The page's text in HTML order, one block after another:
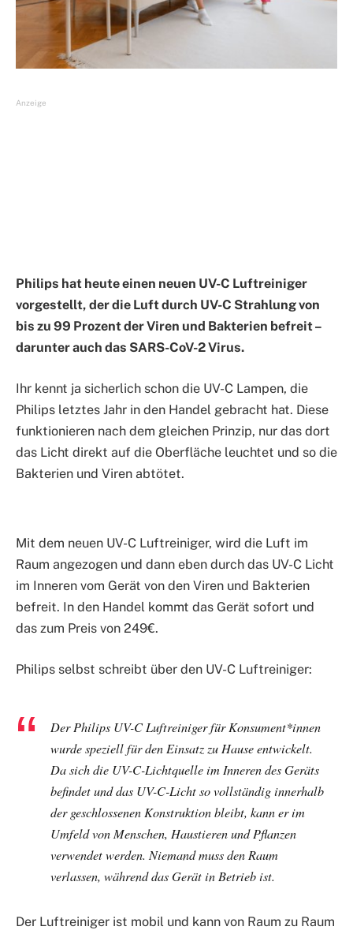
Anzeige
Philips hat heute einen neuen UV-C Luftreiniger
vorgestellt, der die Luft durch UV-C Strahlung von
bis zu 99 Prozent der Viren und Bakterien befreit –
darunter auch das SARS-CoV-2 Virus.
Ihr kennt ja sicherlich schon die UV-C Lampen, die
Philips letztes Jahr in den Handel gebracht hat. Diese
funktionieren nach dem gleichen Prinzip, nur das dort
das Licht direkt auf die Oberfläche leuchtet und so die
Bakterien und Viren abtötet.
Mit dem neuen UV-C Luftreiniger, wird die Luft im
Raum angezogen und dann eben durch das UV-C Licht
im Inneren vom Gerät von den Viren und Bakterien
befreit. In den Handel kommt das Gerät sofort und
das zum Preis von 249€.
Philips selbst schreibt über den UV-C Luftreiniger:
Der Philips UV-C Luftreiniger für Konsument*innen
wurde speziell für den Einsatz zu Hause entwickelt.
Da sich die UV-C-Lichtquelle im Inneren des Geräts
befindet und das UV-C-Licht so vollständig innerhalb
der geschlossenen Konstruktion bleibt, kann er im
Umfeld von Menschen, Haustieren und Pflanzen
verwendet werden. Niemand muss den Raum
verlassen, während das Gerät in Betrieb ist.
Der Luftreiniger ist mobil und kann von Raum zu Raum